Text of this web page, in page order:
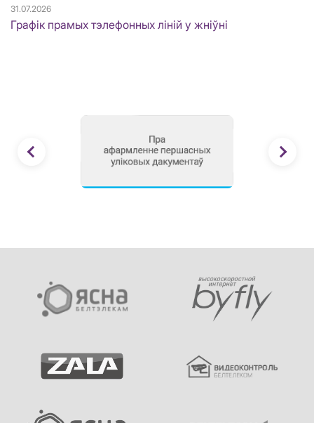
31.07.2026
Графік прамых тэлефонных ліній у жніўні